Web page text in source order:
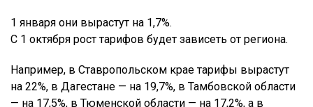
1 января они вырастут на 1,7%.
С 1 октября рост тарифов будет зависеть от региона.
Например, в Ставропольском крае тарифы вырастут
на 22%, в Дагестане — на 19,7%, в Тамбовской области
— на 17,5%, в Тюменской области — на 17,2%, а в